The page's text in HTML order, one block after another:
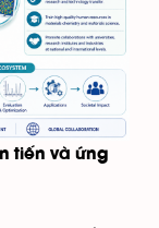
tiến và ứng